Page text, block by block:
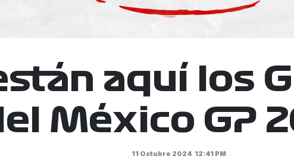
aquí los
México GP
11 Octubre 2024 12:41 PM